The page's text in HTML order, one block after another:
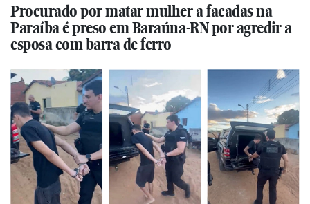
Procurado por matar mulher a facadas na
Paraíba é preso em Baraúna-RN por agredir a
esposa com barra de ferro